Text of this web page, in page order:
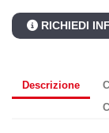
RICHIEDI
Descrizione